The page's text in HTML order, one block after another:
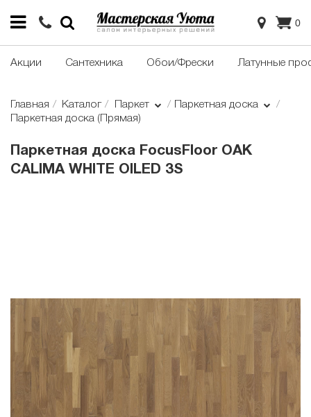
0
Акции Сантехника Обои/Фрески Латунные
Главная Каталог Паркет
Паркетная доска
Паркетная доска (Прямая)
Паркетная доска FocusFloor OAK
CALIMA WHITE OILED 3S